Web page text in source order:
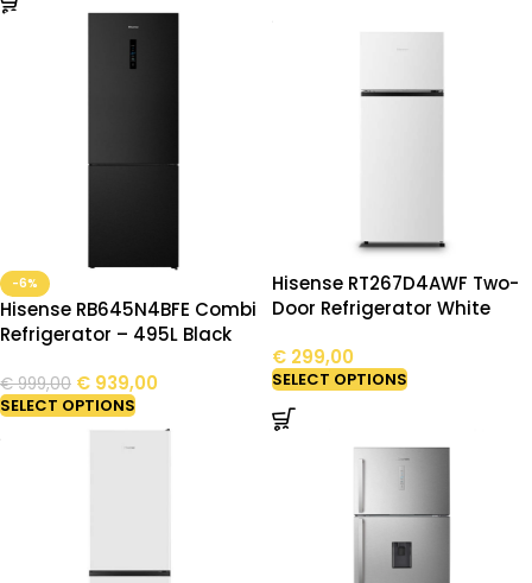
-6%
Hisense RB645N4BFE Combi
Refrigerator – 495L Black
€999,00 € 939,00
SELECT OPTIONS
Hisense RT267D4AWF Two-
Door Refrigerator White
€ 299,00
SELECT OPTIONS